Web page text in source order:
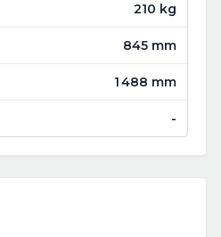
210 kg
845 mm
1 488 mm
-